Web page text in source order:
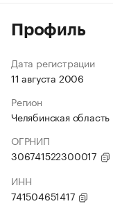
Профиль
Дата регистрации
11 августа 2006
Регион
Челябинская область
ОГРНИП
306741522300017
ИНН
741504651417